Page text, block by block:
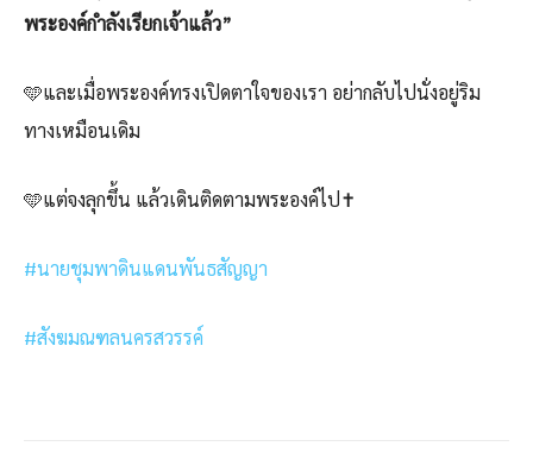
พระองค์กำลังเรียกเจ้าแล้ว”
🩵และเมื่อพระองค์ทรงเปิดตาใจของเรา อย่ากลับไปนั่งอยู่ริม
ทางเหมือนเดิม
🩵แต่จงลุกขึ้น แล้วเดินติดตามพระองค์ไป✝️
#นายชุมพาดินแดนพันธสัญญา
#สังฆมณฑลนครสวรรค์